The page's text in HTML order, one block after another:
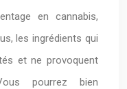
en cannabis,
les ingrédients qui
et ne provoquent
pourrez bien